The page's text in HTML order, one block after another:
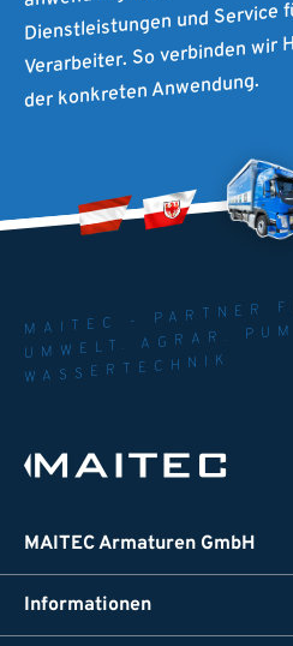
Dienstleistungen und Service
Verarbeiter. So verbinden
der konkreten Anwendung.
MAITEC - PARTNER
UMWELT. AGRAR.
WASSERTECHNIK
MAITEC Armaturen GmbH
Informationen